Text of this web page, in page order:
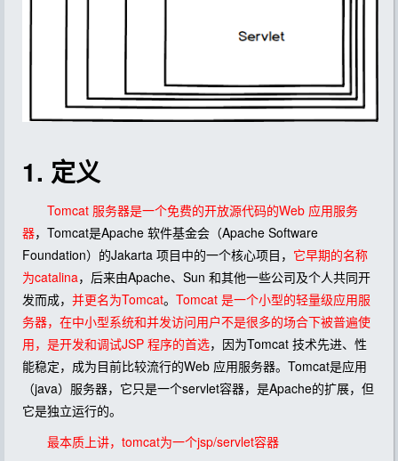
1. 定义
Tomcat 服务器是一个免费的开放源代码的Web 应用服务
器，Tomcat是Apache 软件基金会（Apache Software
Foundation）的Jakarta 项目中的一个核心项目， 它早期的名称
为catalina，后来由Apache、Sun 和其他一些公司及个人共同开
发而成， 并更名为Tomcat。 Tomcat 是一个小型的轻量级应用服
务器，在中小型系统和并发访问用户不是很多的场合下被普遍使
用，是开发和调试JSP 程序的首选，因为Tomcat 技术先进、性
能稳定，成为目前比较流行的Web 应用服务器。Tomcat是应用
（java）服务器，它只是一个servlet容器，是Apache的扩展，但
它是独立运行的。
最本质上讲，tomcat为一个jsp/servlet容器